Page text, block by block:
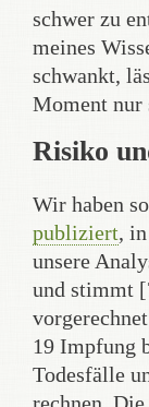
schwer zu
meines
schwankt,
Moment nur
Risiko
Wir haben
publiziert,
unsere
und stimmt
19 Impfung
Todesfälle